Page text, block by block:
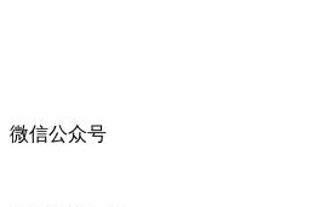
微信公众号